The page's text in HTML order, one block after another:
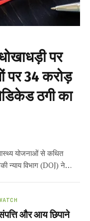
पर
पर ₹34 करोड़
ठगी का
योजनाओं से कथित
न्याय विभाग (DOJ) ने…
और आय छिपाने